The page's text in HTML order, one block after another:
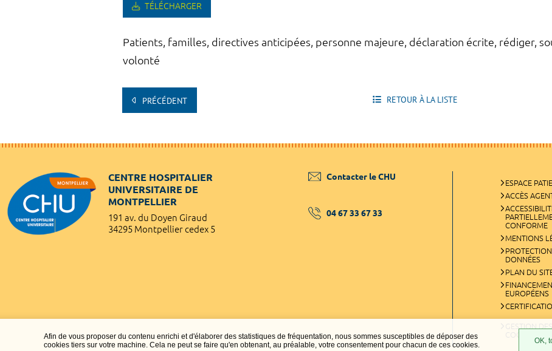
Afin de vous proposer du contenu enrichi et d'élaborer des statistiques de fréquentation, nous sommes susceptibles de déposer des
cookies tiers sur votre machine. Cela ne peut se faire qu'en obtenant, au préalable, votre consentement pour chacun de ces cookies.
OK,
TÉLÉCHARGER
Patients, familles, directives anticipées, personne majeure, déclaration écrite, rédiger,
volonté
PRÉCÉDENT RETOUR À LA LISTE
CENTRE HOSPITALIER
UNIVERSITAIRE DE
MONTPELLIER
191 av. du Doyen Giraud
34295 Montpellier cedex 5
Contacter le CHU
04 67 33 67 33
ESPACE
ACCÈS
CONFORME
MENTIONS
DONNÉES
PLAN DU
EUROPÉENS
GESTION DES
COOKIES